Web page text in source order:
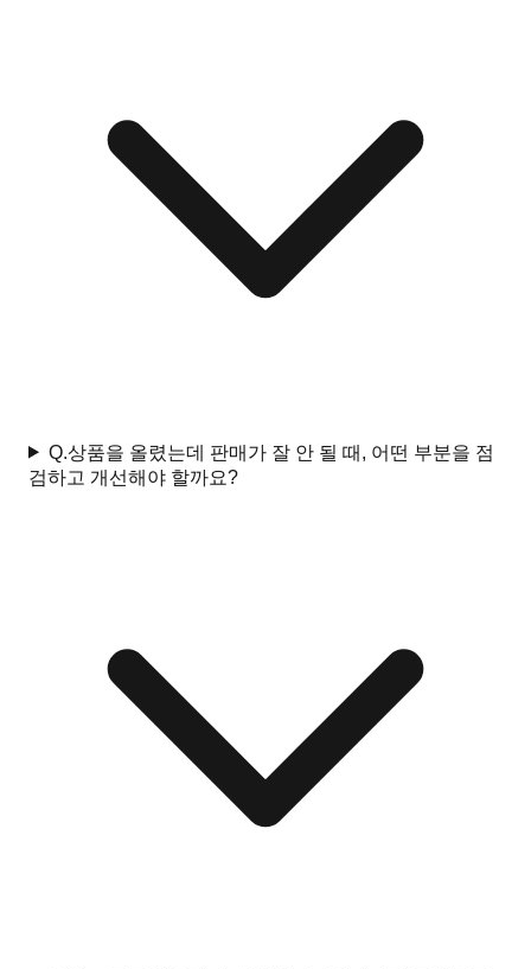
Q.상품을 올렸는데 판매가 잘 안 될 때, 어떤 부분을 점
검하고 개선해야 할까요?